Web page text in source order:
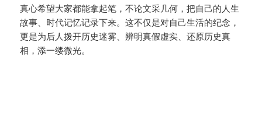
真心希望大家都能拿起笔，不论文采几何，把自己的人生
故事、时代记忆记录下来。这不仅是对自己生活的纪念，
更是为后人拨开历史迷雾、辨明真假虚实、还原历史真
相，添一缕微光。